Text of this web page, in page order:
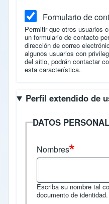
Formulario de
Permitir que otros usuarios
un formulario de contacto
dirección de correo
algunos usuarios con
del sitio, podrán contactar
esta característica.
Perfil extendido de
DATOS
Nombres
Escriba su nombre tal
documento de identidad.